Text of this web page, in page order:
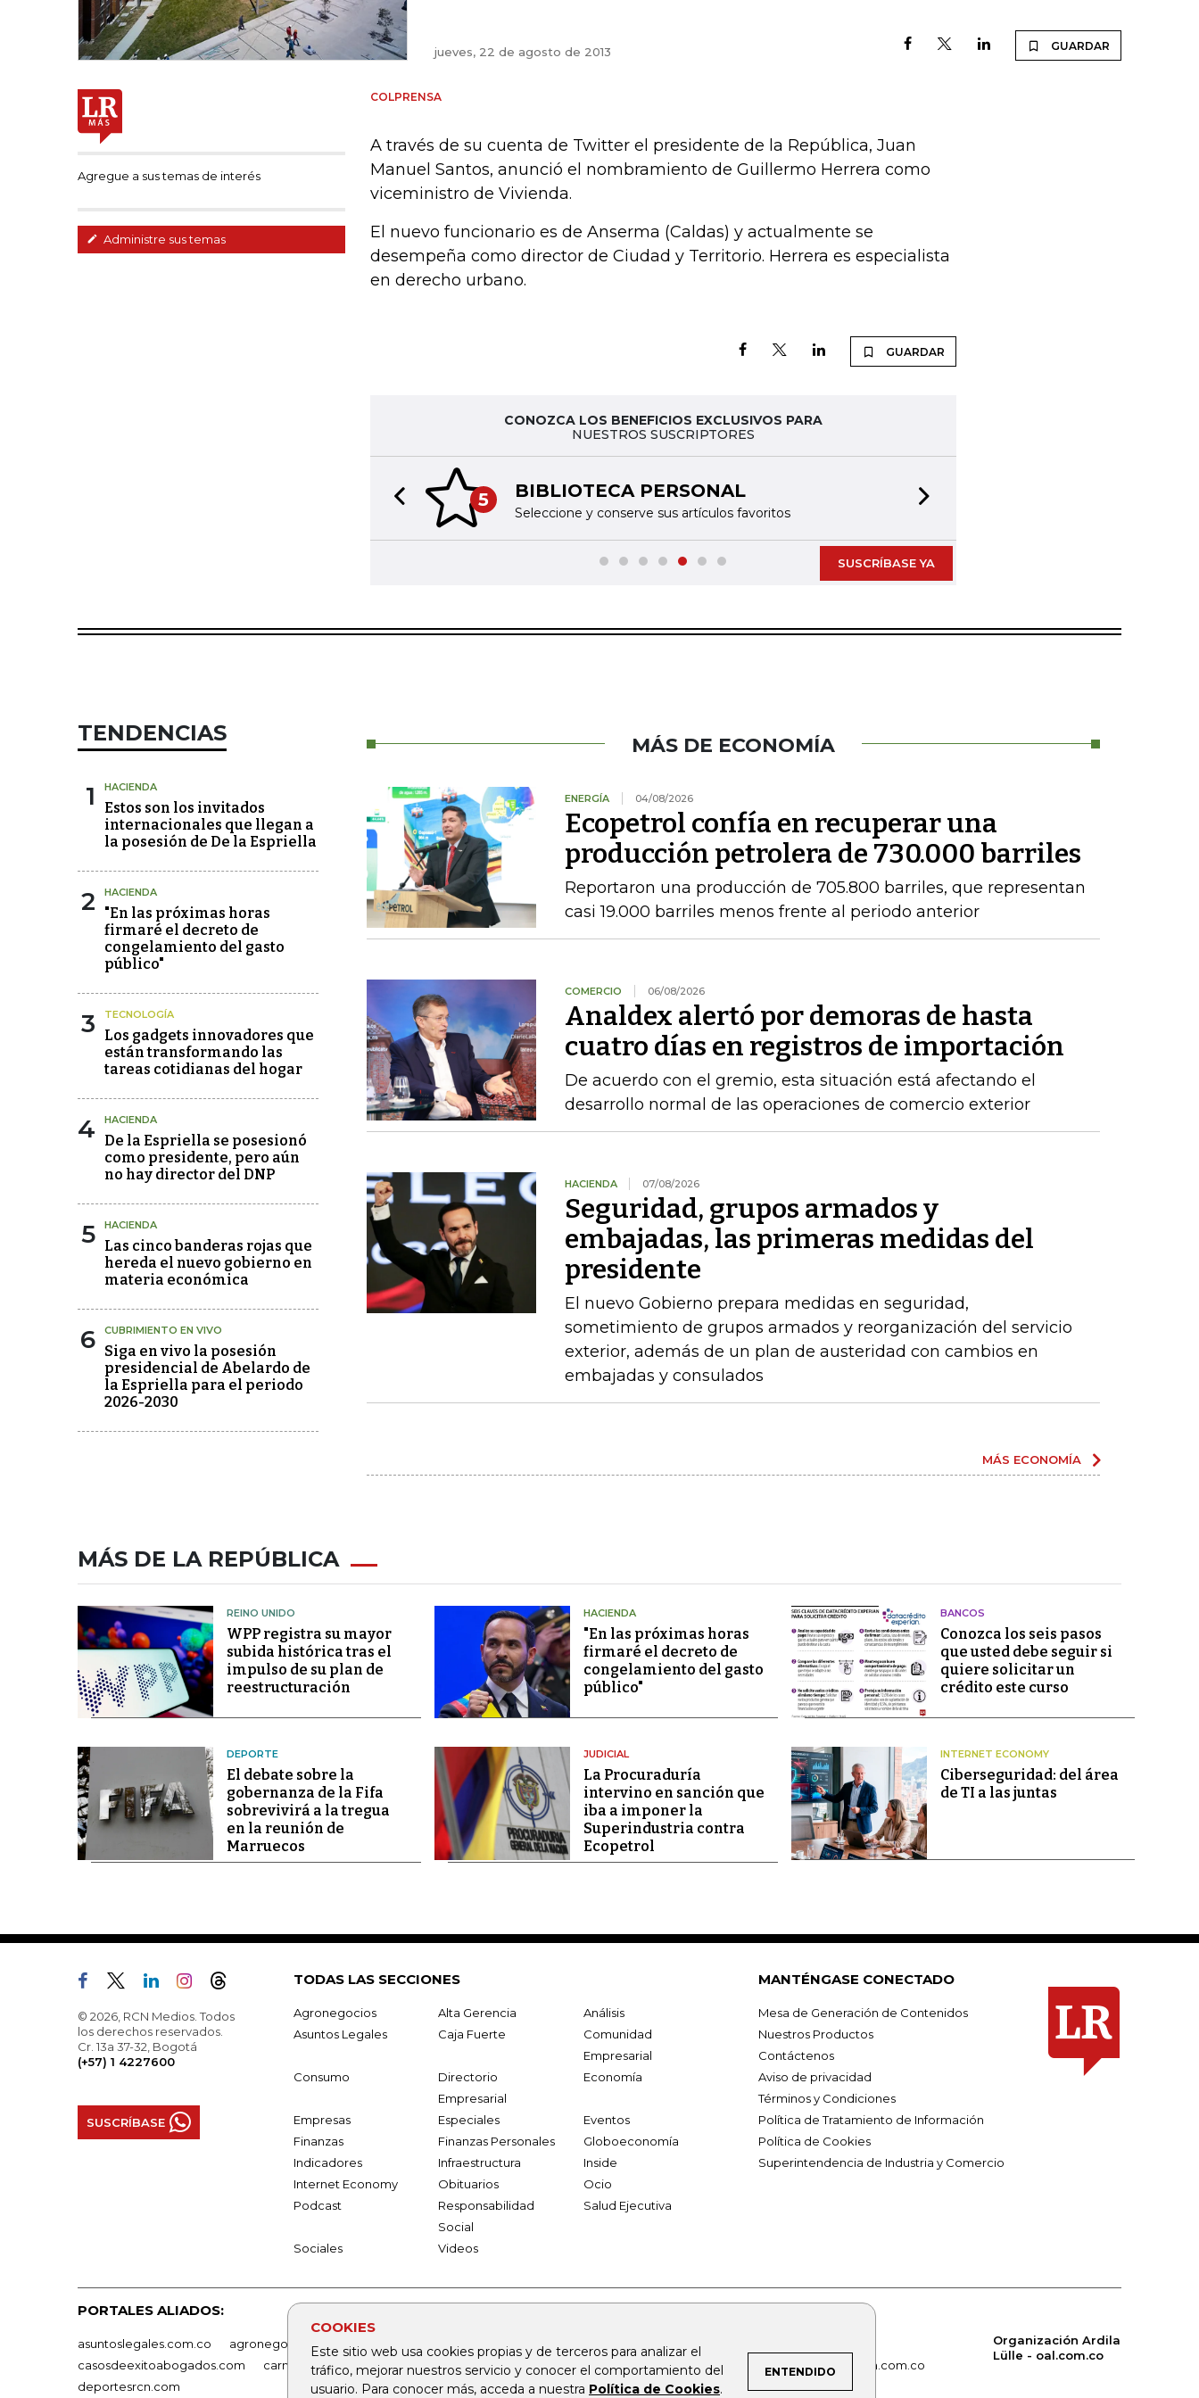
COOKIES
Este sitio web usa cookies propias y de terceros para analizar el
tráfico, mejorar nuestros servicio y conocer el comportamiento del
usuario. Para conocer más, acceda a nuestra Política de Cookies.
ENTENDIDO
jueves, 22 de agosto de 2013 GUARDAR
Agregue a sus temas de interés
Administre sus temas
COLPRENSA
A través de su cuenta de Twitter el presidente de la República, Juan
Manuel Santos, anunció el nombramiento de Guillermo Herrera como
viceministro de Vivienda.
El nuevo funcionario es de Anserma (Caldas) y actualmente se
desempeña como director de Ciudad y Territorio. Herrera es especialista
en derecho urbano.
GUARDAR
CONOZCA LOS BENEFICIOS EXCLUSIVOS PARA
NUESTROS SUSCRIPTORES
5 BIBLIOTECA PERSONAL
Seleccione y conserve sus artículos favoritos
Previous slide
SUSCRÍBASE YA
TENDENCIAS
1 HACIENDA
Estos son los invitados
internacionales que llegan a
la posesión de De la Espriella
2 HACIENDA
"En las próximas horas
firmaré el decreto de
congelamiento del gasto
público"
3 TECNOLOGÍA
Los gadgets innovadores que
están transformando las
tareas cotidianas del hogar
4 HACIENDA
De la Espriella se posesionó
como presidente, pero aún
no hay director del DNP
5 HACIENDA
Las cinco banderas rojas que
hereda el nuevo gobierno en
materia económica
6 CUBRIMIENTO EN VIVO
Siga en vivo la posesión
presidencial de Abelardo de
la Espriella para el periodo
2026-2030
MÁS DE ECONOMÍA
ENERGÍA 04/08/2026
Ecopetrol confía en recuperar una
producción petrolera de 730.000 barriles
Reportaron una producción de 705.800 barriles, que representan
casi 19.000 barriles menos frente al periodo anterior
COMERCIO 06/08/2026
Analdex alertó por demoras de hasta
cuatro días en registros de importación
De acuerdo con el gremio, esta situación está afectando el
desarrollo normal de las operaciones de comercio exterior
HACIENDA 07/08/2026
Seguridad, grupos armados y
embajadas, las primeras medidas del
presidente
El nuevo Gobierno prepara medidas en seguridad,
sometimiento de grupos armados y reorganización del servicio
exterior, además de un plan de austeridad con cambios en
embajadas y consulados
MÁS ECONOMÍA
MÁS DE LA REPÚBLICA
REINO UNIDO
WPP registra su mayor
subida histórica tras el
impulso de su plan de
reestructuración
HACIENDA
"En las próximas horas
firmaré el decreto de
congelamiento del gasto
público"
BANCOS
Conozca los seis pasos
que usted debe seguir si
quiere solicitar un
crédito este curso
DEPORTE
El debate sobre la
gobernanza de la Fifa
sobrevivirá a la tregua
en la reunión de
Marruecos
JUDICIAL
La Procuraduría
intervino en sanción que
iba a imponer la
Superindustria contra
Ecopetrol
INTERNET ECONOMY
Ciberseguridad: del área
de TI a las juntas
© 2026, RCN Medios. Todos
los derechos reservados.
Cr. 13a 37-32, Bogotá
(+57) 1 4227600
SUSCRÍBASE
TODAS LAS SECCIONES
Agronegocios Alta Gerencia
Análisis
Asuntos Legales
Caja Fuerte
Comunidad
Empresarial
Consumo
Directorio
Empresarial
Economía
Empresas Especiales
Eventos
Finanzas
Finanzas Personales
Globoeconomía
Indicadores
Infraestructura
Inside
Internet Economy
Obituarios
Ocio
Podcast
Responsabilidad
Social
Salud Ejecutiva
Sociales Videos
MANTÉNGASE CONECTADO
Mesa de Generación de Contenidos
Nuestros Productos
Contáctenos
Aviso de privacidad
Términos y Condiciones
Política de Tratamiento de Información
Política de Cookies
Superintendencia de Industria y Comercio
PORTALES ALIADOS:
asuntoslegales.com.co agronegocios.co empresas.larepublica.co firmasdeabogados.com
bolsaencolombia.com
casosdeexitoabogados.com
carnavalindustriacultural.com canalrcn.com rcnradio.com noticiasrcn.com lafm.com.co
alerta.com.co
deportesrcn.com
Organización Ardila
Lülle - oal.com.co